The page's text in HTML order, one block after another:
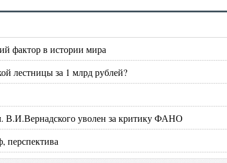
фактор в истории мира
лестницы за 1 млрд рублей?
уволен за критику ФАНО